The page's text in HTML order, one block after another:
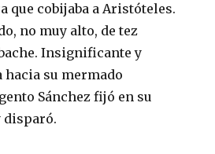
que cobijaba a Aristóteles.
no muy alto, de tez
Insignificante y
su mermado
Sánchez fijó en su
disparó.